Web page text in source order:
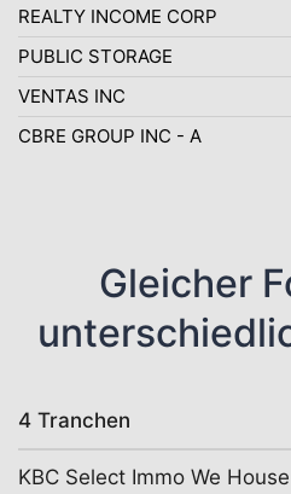
REALTY INCOME CORP
PUBLIC STORAGE
VENTAS INC
CBRE GROUP INC - A
Gleicher
4 Tranchen
KBC Select Immo We